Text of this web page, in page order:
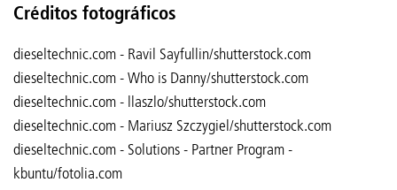
Créditos fotográficos
dieseltechnic.com - Ravil Sayfullin/shutterstock.com
dieseltechnic.com - Who is Danny/shutterstock.com
dieseltechnic.com - llaszlo/shutterstock.com
dieseltechnic.com - Mariusz Szczygiel/shutterstock.com
dieseltechnic.com - Solutions - Partner Program -
kbuntu/fotolia.com